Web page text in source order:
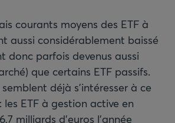
courants moyens des ETF à
aussi considérablement baissé
donc parfois devenus aussi
que certains ETF passifs.
déjà s’intéresser à ce
ETF à gestion active en
milliards d’euros l’année